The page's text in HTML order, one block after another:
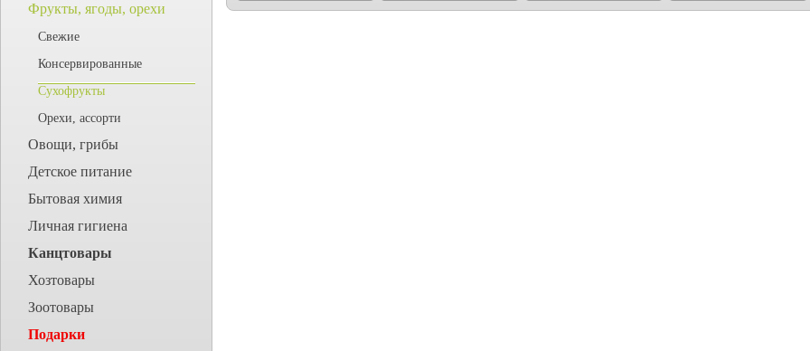
Фрукты, ягоды, орехи
Свежие
Консервированные
Сухофрукты
Орехи, ассорти
Овощи, грибы
Детское питание
Бытовая химия
Личная гигиена
Канцтовары
Хозтовары
Зоотовары
Подарки